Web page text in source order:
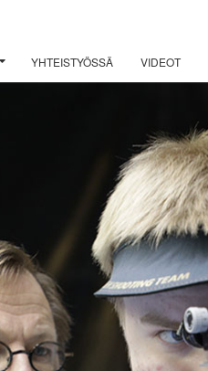
YHTEISTYÖSSÄ VIDEOT